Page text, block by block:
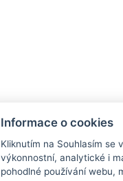
Informace o cookies
Kliknutím na Souhlasím se
výkonnostní, analytické i
pohodlné používání webu,